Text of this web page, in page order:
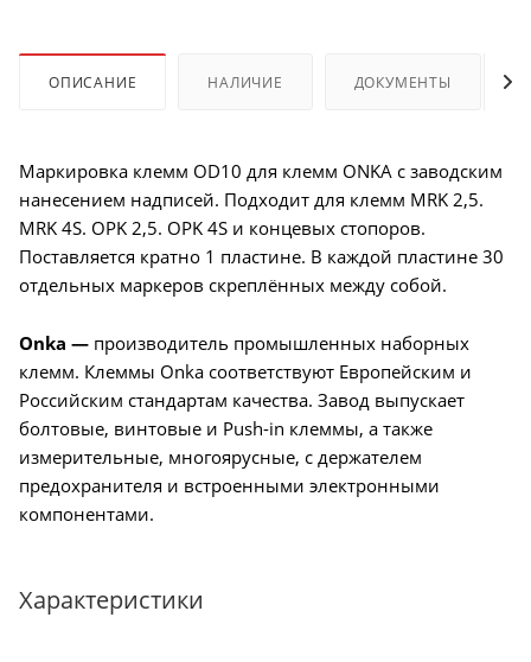
ОПИСАНИЕ НАЛИЧИЕ ДОКУМЕНТЫ
Маркировка клемм OD10 для клемм ONKA с заводским
нанесением надписей. Подходит для клемм MRK 2,5.
MRK 4S. OPK 2,5. OPK 4S и концевых стопоров.
Поставляется кратно 1 пластине. В каждой пластине 30
отдельных маркеров скреплённых между собой.
Onka — производитель промышленных наборных
клемм. Клеммы Onka соответствуют Европейским и
Российским стандартам качества. Завод выпускает
болтовые, винтовые и Push-in клеммы, а также
измерительные, многоярусные, с держателем
предохранителя и встроенными электронными
компонентами.
Характеристики